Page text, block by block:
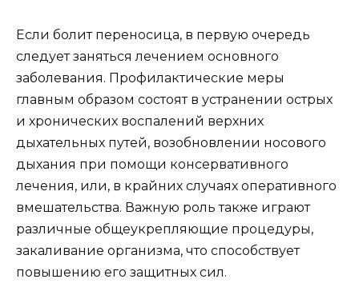
Если болит переносица, в первую очередь
следует заняться лечением основного
заболевания. Профилактические меры
главным образом состоят в устранении острых
и хронических воспалений верхних
дыхательных путей, возобновлении носового
дыхания при помощи консервативного
лечения, или, в крайних случаях оперативного
вмешательства. Важную роль также играют
различные общеукрепляющие процедуры,
закаливание организма, что способствует
повышению его защитных сил.